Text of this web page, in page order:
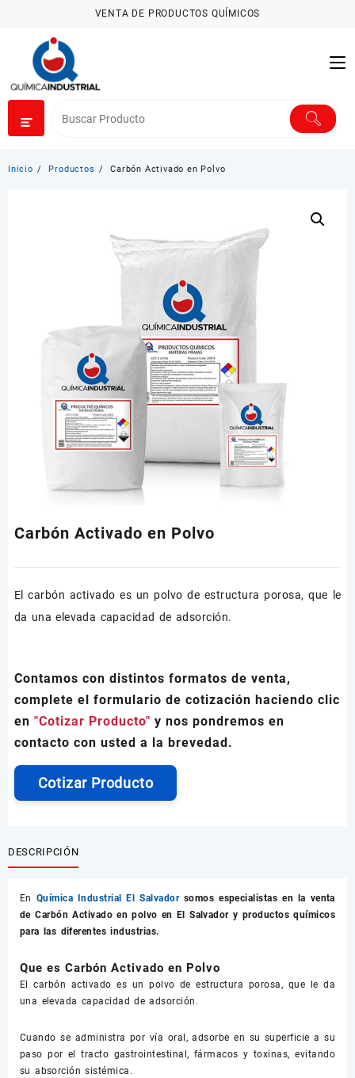
contenido
VENTA DE PRODUCTOS QUÍMICOS
Inicio Productos Carbón Activado en Polvo
Carbón Activado en Polvo
El carbón activado es un polvo de estructura porosa, que le
da una elevada capacidad de adsorción.
Contamos con distintos formatos de venta,
complete el formulario de cotización haciendo clic
en "Cotizar Producto" y nos pondremos en
contacto con usted a la brevedad.
Cotizar Producto
DESCRIPCIÓN
En Química Industrial El Salvadorsomos especialistas en la venta
deCarbón Activado en polvo en El Salvador y productos químicos
para las diferentes industrias.
Que es Carbón Activado en Polvo
El carbón activado es un polvo de estructura porosa, que le da
una elevada capacidad de adsorción.
Cuando se administra por vía oral, adsorbe en su superficie a su
paso por el tracto gastrointestinal, fármacos y toxinas, evitando
su absorción sistémica.